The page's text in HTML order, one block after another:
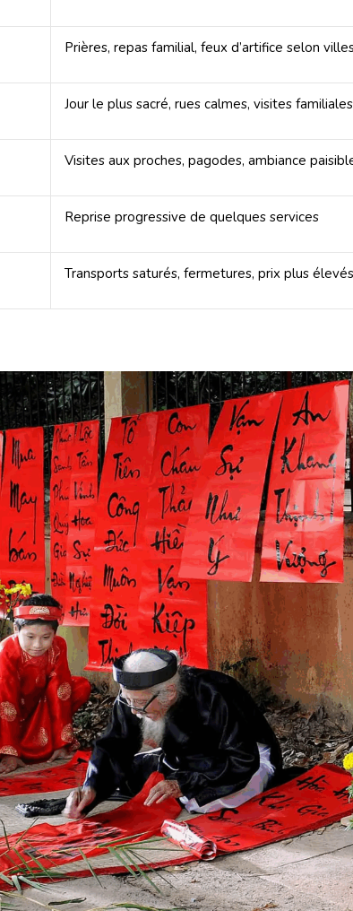
Prières, repas familial, feux d’artifice selon
Jour le plus sacré, rues calmes, visites familiales
Visites aux proches, pagodes, ambiance
Reprise progressive de quelques services
Transports saturés, fermetures, prix plus élevés